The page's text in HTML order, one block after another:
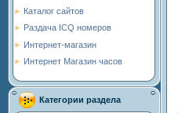
Каталог сайтов
Раздача ICQ номеров
Интернет-магазин
Интернет Магазин часов
Категории раздела